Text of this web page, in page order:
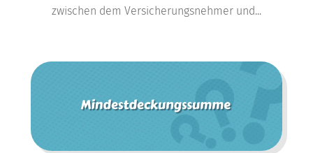
zwischen dem Versicherungsnehmer und...